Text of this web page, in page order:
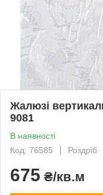
Жалюзі
9081
В наявності
Код: 76585
Роздріб
675 ₴/кв.м